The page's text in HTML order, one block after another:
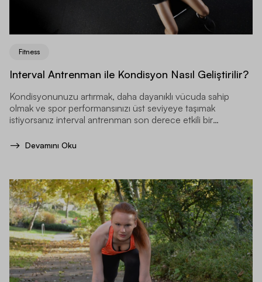
Fitness
Interval Antrenman ile Kondisyon Nasıl Geliştirilir?
Kondisyonunuzu artırmak, daha dayanıklı vücuda sahip
olmak ve spor performansınızı üst seviyeye taşımak
istiyorsanız interval antrenman son derece etkili bir
Devamını Oku